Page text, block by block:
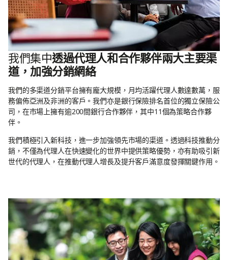
我們集中透過代理人和合作夥伴兩大主要渠
道，加強分銷網絡
我們的多渠道分銷平台擁有龐大規模，月均活躍代理人數達數萬，服
務偏佈亞洲及非洲的客戶。我們亦是銀行保險排名首位的獨立保險公
司，在市場上擁有逾200間銀行合作夥伴，其中11個為策略合作夥
伴。
我們積極引入新科技，進一步加強領先市場的渠道。透過科技推動分
銷，不僅為代理人在快速變化的世界中提供策略優勢，亦有助吸引新
世代的代理人，在推動代理人增長及提升客戶滿意度發揮關鍵作用。